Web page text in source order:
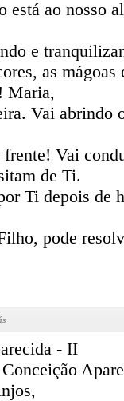
está ao nosso
e
as mágoas
Maria,
Vai abrindo
Vai
de Ti.
Ti depois de
pode
- II